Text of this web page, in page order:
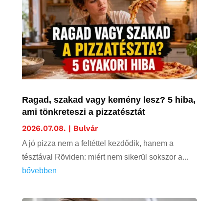
Ragad, szakad vagy kemény lesz? 5 hiba,
ami tönkreteszi a pizzatésztát
2026.07.08. | Bulvár
A jó pizza nem a feltéttel kezdődik, hanem a
tésztával Röviden: miért nem sikerül sokszor a...
bővebben